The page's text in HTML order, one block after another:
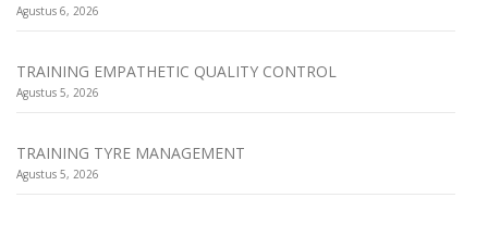
Agustus 6, 2026
TRAINING EMPATHETIC QUALITY CONTROL
Agustus 5, 2026
TRAINING TYRE MANAGEMENT
Agustus 5, 2026